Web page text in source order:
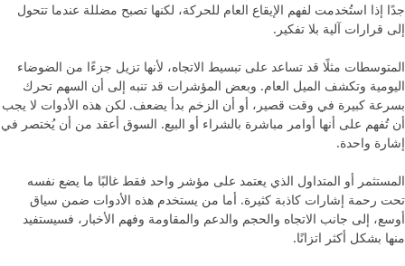
جدًا إذا استُخدمت لفهم الإيقاع العام للحركة، لكنها تصبح مضللة عندما تتحول
إلى قرارات آلية بلا تفكير.
المتوسطات مثلًا قد تساعد على تبسيط الاتجاه، لأنها تزيل جزءًا من الضوضاء
اليومية وتكشف الميل العام. وبعض المؤشرات قد تنبه إلى أن السهم تحرك
بسرعة كبيرة في وقت قصير، أو أن الزخم بدأ يضعف. لكن هذه الأدوات لا يجب
أن تُفهم على أنها أوامر مباشرة بالشراء أو البيع. السوق أعقد من أن يُختصر في
إشارة واحدة.
المستثمر أو المتداول الذي يعتمد على مؤشر واحد فقط غالبًا ما يضع نفسه
تحت رحمة إشارات كاذبة كثيرة. أما من يستخدم هذه الأدوات ضمن سياق
أوسع، إلى جانب الاتجاه والحجم والدعم والمقاومة وفهم الأخبار، فسيستفيد
منها بشكل أكثر اتزانًا.